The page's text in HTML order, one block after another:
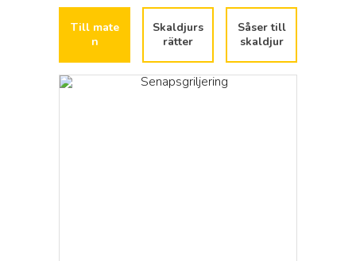
Till mate
n
Skaldjurs
rätter
Såser till
skaldjur